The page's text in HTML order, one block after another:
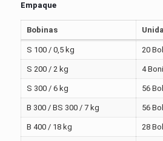
Empaque
Bobinas
S 100 / 0,5 kg 20
S 200 / 2 kg 4
S 300 / 6 kg 56
B 300 / BS 300 / 7 kg 56
B 400 / 18 kg 28